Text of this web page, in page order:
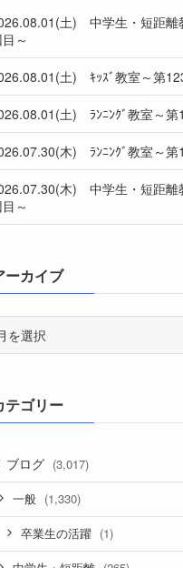
土) 中学生・短距離
～
土) ｷｯｽﾞ教室～第
土) ﾗﾝﾆﾝｸﾞ教室～第
木) ﾗﾝﾆﾝｸﾞ教室～第
木) 中学生・短距離
～
ーカイブ
テゴリー
ブログ (3,017)
一般 (1,330)
卒業生の活躍 (1)